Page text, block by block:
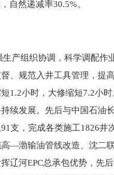
自然递减率30.5%。
产组织协调，科学调配作
、规范入井工具管理，提
1.2小时，大修缩短7.2小
续发展。先后与中国石油
支，完成各类施工1826
—渤输油管线改造、沈二
辽河EPC总承包优势，